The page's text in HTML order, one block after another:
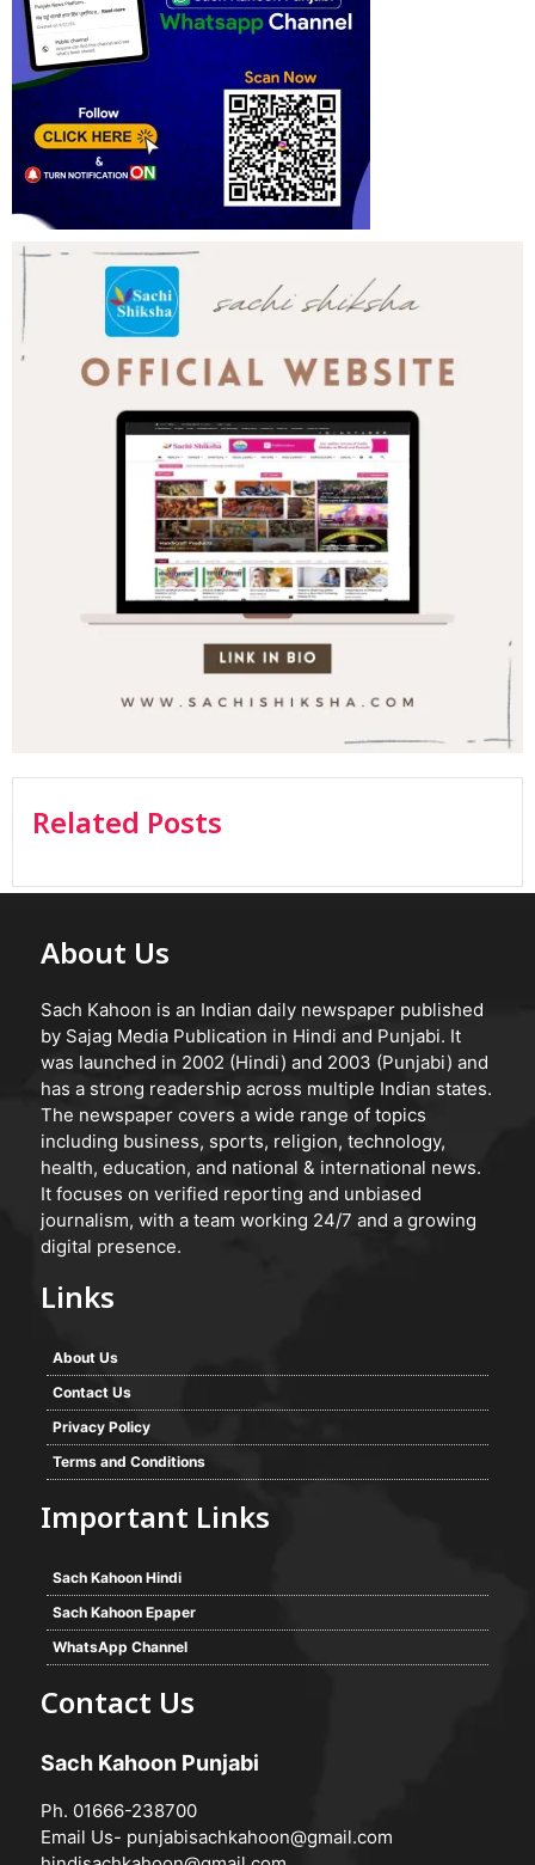
Related Posts
About Us
Sach Kahoon is an Indian daily newspaper published
by Sajag Media Publication in Hindi and Punjabi. It
was launched in 2002 (Hindi) and 2003 (Punjabi) and
has a strong readership across multiple Indian states.
The newspaper covers a wide range of topics
including business, sports, religion, technology,
health, education, and national & international news.
It focuses on verified reporting and unbiased
journalism, with a team working 24/7 and a growing
digital presence.
Links
About Us
Contact Us
Privacy Policy
Terms and Conditions
Important Links
Sach Kahoon Hindi
Sach Kahoon Epaper
WhatsApp Channel
Contact Us
Sach Kahoon Punjabi
Ph. 01666-238700
Email Us- punjabisachkahoon@gmail.com